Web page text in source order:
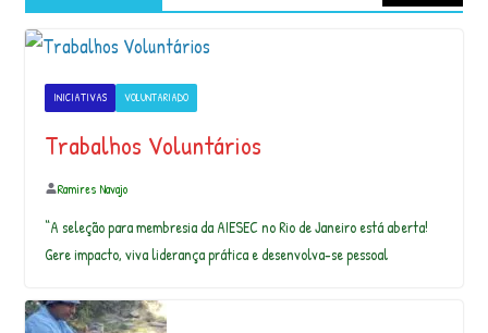
Geografia Extrema
Pedra da Chaminé- Passa Tempo MG…
The Sea in Her Eyes . . . . #digitalart #artist #art
INICIATIVAS VOLUNTARIADO
Trabalhos Voluntários
Ramires Navajo
“A seleção para membresia da AIESEC no Rio de Janeiro está aberta!
Gere impacto, viva liderança prática e desenvolva-se pessoal